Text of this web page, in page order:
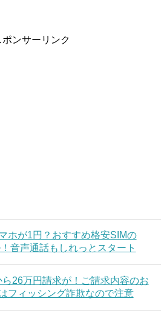
ポンサーリンク
ホが1円？おすすめ格安SIMの
音声通話もしれっとスタート
26万円請求が！ご請求内容のお
フィッシング詐欺なので注意